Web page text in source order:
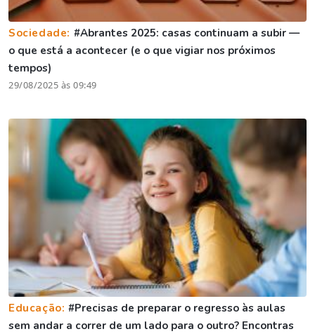
Sociedade: #Abrantes 2025: casas continuam a subir —
o que está a acontecer (e o que vigiar nos próximos
tempos)
29/08/2025 às 09:49
Educação:#Precisas de preparar o regresso às aulas
sem andar a correr de um lado para o outro? Encontras